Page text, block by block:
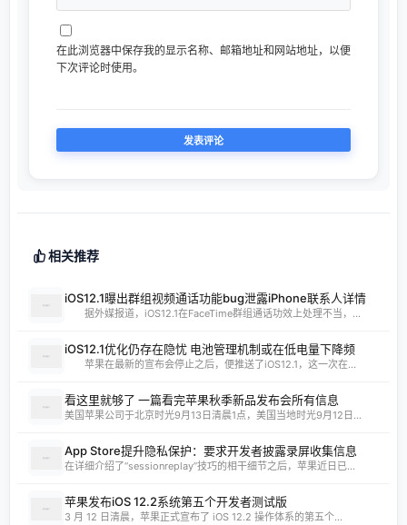
在此浏览器中保存我的显示名称、邮箱地址和网站地址，以便
下次评论时使用。
相关推荐
iOS12.1曝出群组视频通话功能bug泄露iPhone联系人详情
据外媒报道，iOS12.1在FaceTime群组通话功效上处理不当，...
iOS12.1优化仍存在隐忧 电池管理机制或在低电量下降频
苹果在最新的宣布会停止之后，便推送了iOS12.1，这一次在...
看这里就够了 一篇看完苹果秋季新品发布会所有信息
美国苹果公司于北京时光9月13日清晨1点，美国当地时光9月12日...
App Store提升隐私保护：要求开发者披露录屏收集信息
在详细介绍了“sessionreplay”技巧的相干细节之后，苹果近日已...
苹果发布iOS 12.2系统第五个开发者测试版
3 月 12 日清晨，苹果正式宣布了 iOS 12.2 操作体系的第五个...